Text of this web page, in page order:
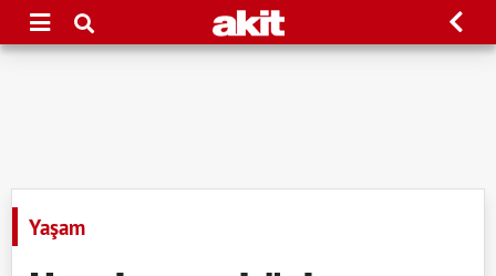
Yaşam